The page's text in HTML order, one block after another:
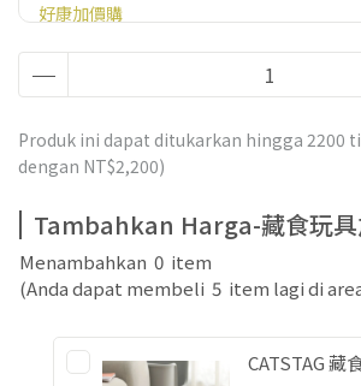
好康加價購
藏食玩具加價購
官網滿額贈好禮（恕無法指定，不需贈品請
Produk ini dapat ditukarkan hingga 2200
dengan NT$2,200)
Tambahkan Harga-藏食玩具
Menambahkan 0 item
(Anda dapat membeli 5 item lagi di
CATSTAG 藏